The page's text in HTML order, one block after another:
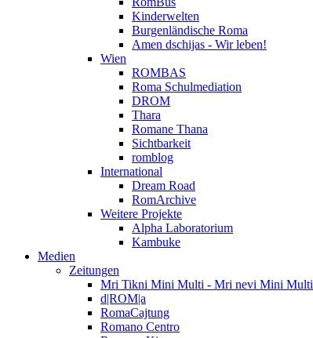
Kinderwelten
Burgenländische Roma
Amen dschijas - Wir leben!
Wien
ROMBAS
Roma Schulmediation
DROM
Thara
Romane Thana
Sichtbarkeit
romblog
International
Dream Road
RomArchive
Weitere Projekte
Alpha Laboratorium
Kambuke
Medien
Zeitungen
Mri Tikni Mini Multi - Mri nevi Mini Multi
d|ROM|a
RomaCajtung
Romano Centro